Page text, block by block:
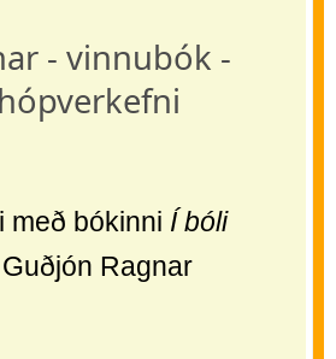
- vinnubók -
með bókinni Í bóli
Ragnar